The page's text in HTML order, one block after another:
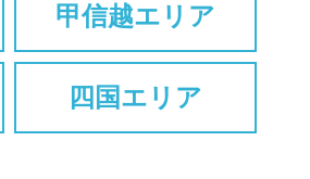
甲信越エリア
四国エリア